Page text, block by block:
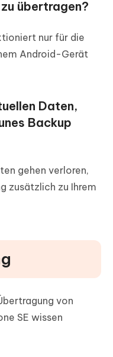
übertragen?
nur für die
Android-Gerät
Daten,
Backup
gehen verloren,
zusätzlich zu Ihrem
von
SE wissen